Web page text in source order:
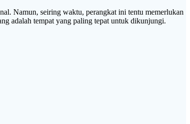
Namun, seiring waktu, perangkat ini tentu memerlukan
adalah tempat yang paling tepat untuk dikunjungi.